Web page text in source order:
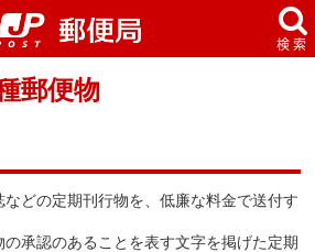
郵便物
どの定期刊行物を、低廉な料金で送付す
承認のあることを表す文字を掲げた定期